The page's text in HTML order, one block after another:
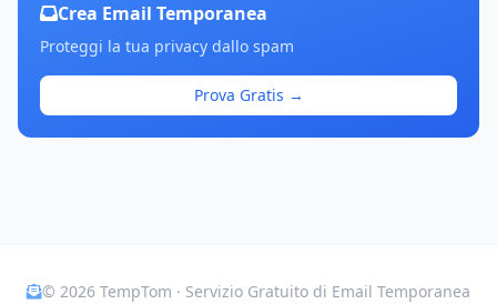
Crea Email Temporanea
Proteggi la tua privacy dallo spam
Prova Gratis →
© 2026 TempTom · Servizio Gratuito di Email Temporanea